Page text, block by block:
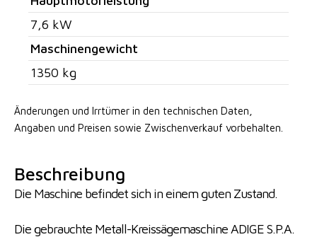
7,6 kW
Maschinengewicht
1350 kg
Änderungen und Irrtümer in den technischen Daten,
Angaben und Preisen sowie Zwischenverkauf vorbehalten.
Beschreibung
Die Maschine befindet sich in einem guten Zustand.
Die gebrauchte Metall-Kreissägemaschine ADIGE S.P.A.